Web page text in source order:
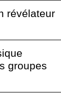
révélateur
groupes